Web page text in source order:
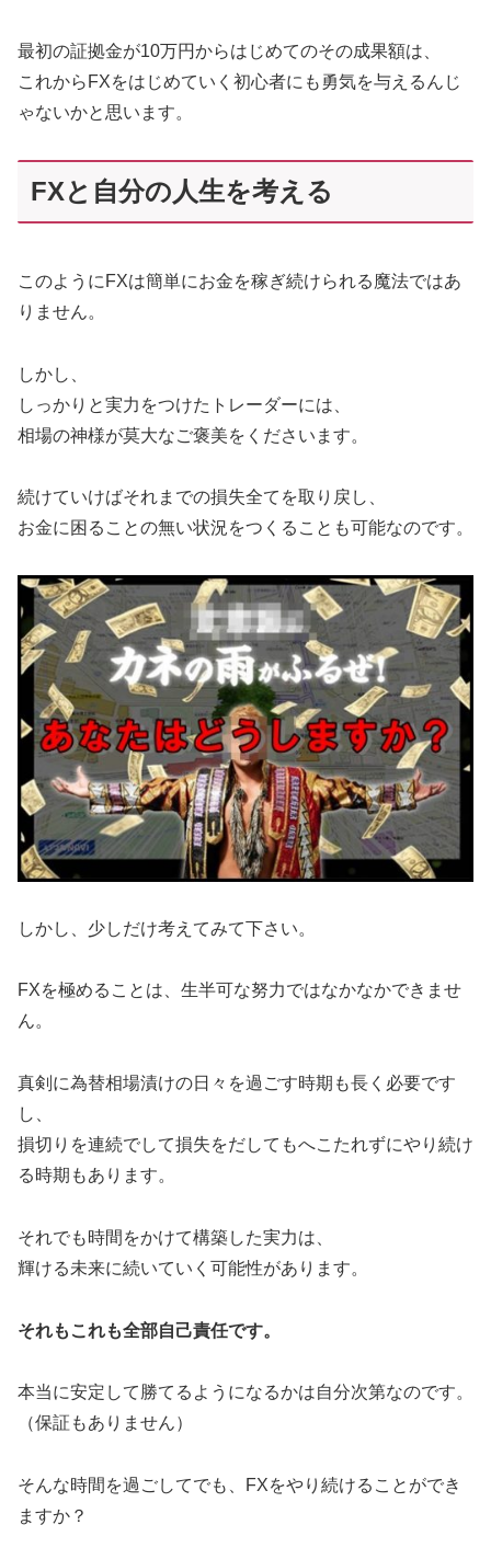
最初の証拠金が10万円からはじめてのその成果額は、
これからFXをはじめていく初心者にも勇気を与えるんじ
ゃないかと思います。
FXと自分の人生を考える
このようにFXは簡単にお金を稼ぎ続けられる魔法ではあ
りません。
しかし、
しっかりと実力をつけたトレーダーには、
相場の神様が莫大なご褒美をくださいます。
続けていけばそれまでの損失全てを取り戻し、
お金に困ることの無い状況をつくることも可能なのです。
しかし、少しだけ考えてみて下さい。
FXを極めることは、生半可な努力ではなかなかできませ
ん。
真剣に為替相場漬けの日々を過ごす時期も長く必要です
し、
損切りを連続でして損失をだしてもへこたれずにやり続け
る時期もあります。
それでも時間をかけて構築した実力は、
輝ける未来に続いていく可能性があります。
それもこれも全部自己責任です。
本当に安定して勝てるようになるかは自分次第なのです。
（保証もありません）
そんな時間を過ごしてでも、FXをやり続けることができ
ますか？